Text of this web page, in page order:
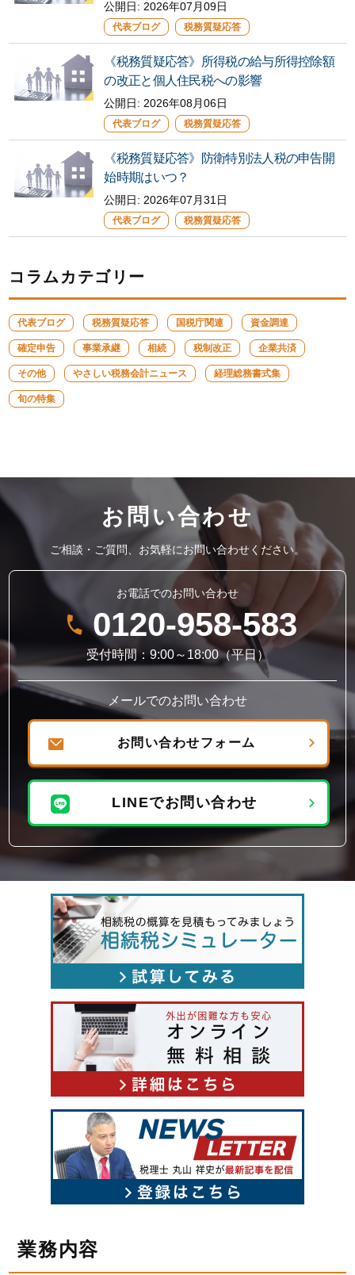
公開日: 2026年07月09日
代表ブログ 税務質疑応答
《税務質疑応答》所得税の給与所得控除額
の改正と個人住民税への影響
公開日: 2026年08月06日
代表ブログ 税務質疑応答
《税務質疑応答》防衛特別法人税の申告開
始時期はいつ？
公開日: 2026年07月31日
代表ブログ 税務質疑応答
コラムカテゴリー
代表ブログ 税務質疑応答 国税庁関連 資金調達
確定申告 事業承継 相続 税制改正 企業共済
その他 やさしい税務会計ニュース 経理総務書式集
旬の特集
お問い合わせ
ご相談・ご質問、お気軽にお問い合わせください。
お電話でのお問い合わせ
0120-958-583
受付時間：9:00～18:00（平日）
メールでのお問い合わせ
お問い合わせフォーム
LINEでお問い合わせ
業務内容